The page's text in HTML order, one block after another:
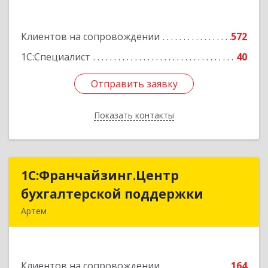
Клиентов на сопровождении
572
1С:Специалист
40
Отправить заявку
Показать контакты
Отправить заявку
Назад
1С:Франчайзинг.Центр
бухгалтерской поддержки
Артем
1С:Франчайзинг.Центр
бухгалтерской поддержки